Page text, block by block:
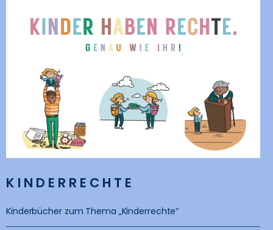
KINDERRECHTE
Kinderbücher zum Thema „Kinderrechte“